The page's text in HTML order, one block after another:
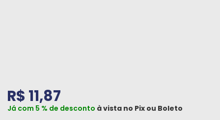
R$ 11,87
Já com 5 % de desconto à vista no Pix ou Boleto